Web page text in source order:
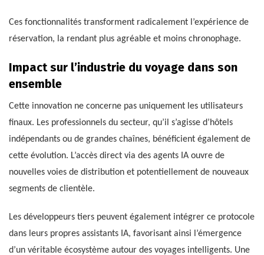
Ces fonctionnalités transforment radicalement l’expérience de
réservation, la rendant plus agréable et moins chronophage.
Impact sur l’industrie du voyage dans son
ensemble
Cette innovation ne concerne pas uniquement les utilisateurs
finaux. Les professionnels du secteur, qu’il s’agisse d’hôtels
indépendants ou de grandes chaînes, bénéficient également de
cette évolution. L’accès direct via des agents IA ouvre de
nouvelles voies de distribution et potentiellement de nouveaux
segments de clientèle.
Les développeurs tiers peuvent également intégrer ce protocole
dans leurs propres assistants IA, favorisant ainsi l’émergence
d’un véritable écosystème autour des voyages intelligents. Une